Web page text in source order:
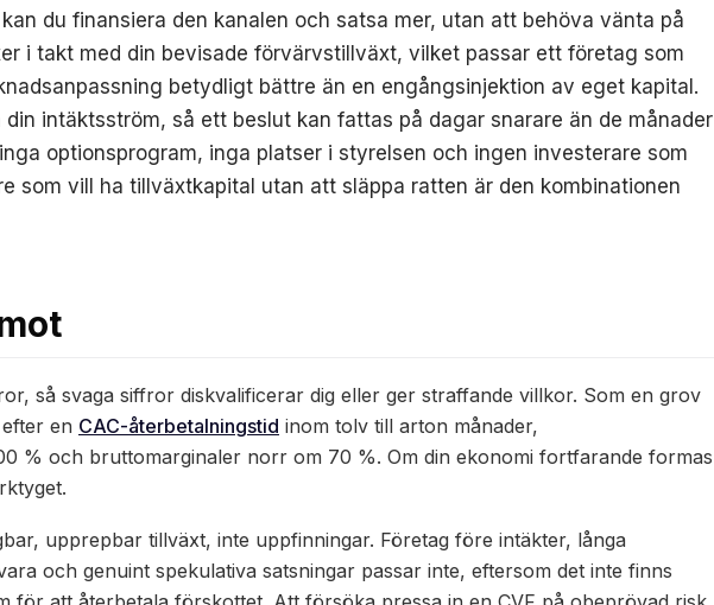
du finansiera den kanalen och satsa mer, utan att behöva vänta på
i takt med din bevisade förvärvstillväxt, vilket passar ett företag som
betydligt bättre än en engångsinjektion av eget kapital.
din intäktsström, så ett beslut kan fattas på dagar snarare än de månader
optionsprogram, inga platser i styrelsen och ingen investerare som
som vill ha tillväxtkapital utan att släppa ratten är den kombinationen
så svaga siffror diskvalificerar dig eller ger straffande villkor. Som en grov
en CAC-återbetalningstid inom tolv till arton månader,
% och bruttomarginaler norr om 70 %. Om din ekonomi fortfarande formas
upprepbar tillväxt, inte uppfinningar. Företag före intäkter, långa
och genuint spekulativa satsningar passar inte, eftersom det inte finns